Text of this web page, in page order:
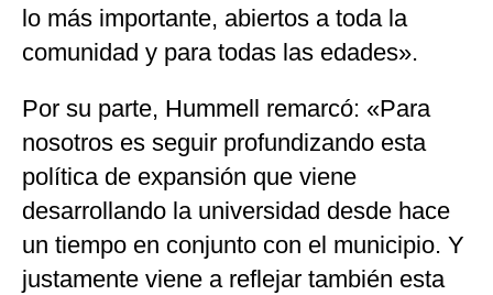
lo más importante, abiertos a toda la
comunidad y para todas las edades».
Por su parte, Hummell remarcó: «Para
nosotros es seguir profundizando esta
política de expansión que viene
desarrollando la universidad desde hace
un tiempo en conjunto con el municipio. Y
justamente viene a reflejar también esta